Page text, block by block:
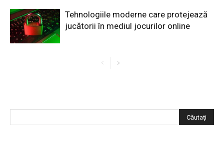
Tehnologiile moderne care protejează
jucătorii în mediul jocurilor online